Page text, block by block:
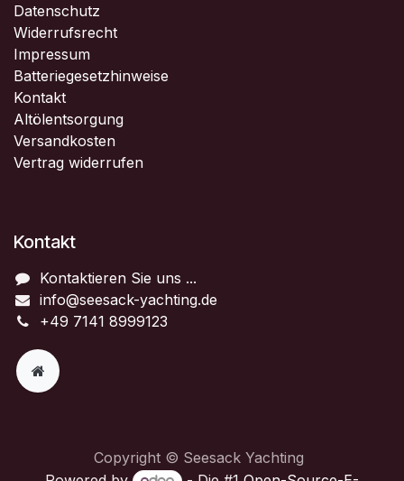
Datenschutz
Widerrufsrecht
Impressum
Batteriegesetzhinweise
Kontakt
Altölentsorgung
Versandkosten
Vertrag widerrufen
Kontakt
Kontaktieren Sie uns ...
info@seesack-yachting.de
+49 7141 8999123
Copyright © Seesack Yachting